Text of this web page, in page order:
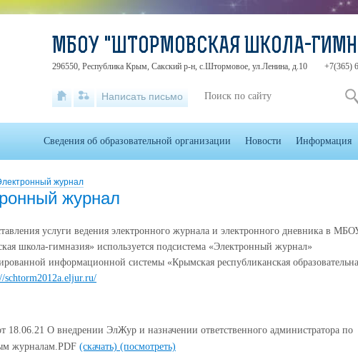
журнал
журнал
услуги ведения электронного журнала и электронного дневника в
школа-гимназия» используется подсистема «Электронный журнал»
информационной системы «Крымская республиканская
schtorm2012a.eljur.ru/
18.06.21 О внедрении ЭлЖур и назначении ответственного администратора по
журналам.PDF (скачать) (посмотреть)
МБОУ "ШТОРМОВСКАЯ ШКОЛА-
296550, Республика Крым, Сакский р-н, с.Штормовое, ул.Ленина, д.10 +7(365)
Написать письмо
Сведения об образовательной организации Новости Информация